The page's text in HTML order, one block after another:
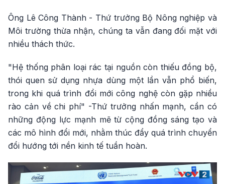
Ông Lê Công Thành - Thứ trưởng Bộ Nông nghiệp và
Môi trường thừa nhận, chúng ta vẫn đang đối mặt với
nhiều thách thức.
"Hệ thống phân loại rác tại nguồn còn thiếu đồng bộ,
thói quen sử dụng nhựa dùng một lần vẫn phổ biến,
trong khi quá trình đổi mới công nghệ còn gặp nhiều
rào cản về chi phí" -Thứ trưởng nhấn mạnh, cần có
những động lực mạnh mẽ từ cộng đồng sáng tạo và
các mô hình đổi mới, nhằm thúc đẩy quá trình chuyển
đổi hướng tới nền kinh tế tuần hoàn.